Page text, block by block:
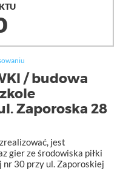
/ budowa
Zaporoska 28
jest
gier ze środowiska piłki
30 przy ul. Zaporoskiej